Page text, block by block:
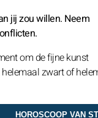
jij zou willen. Neem
om de fijne kunst
zwart of